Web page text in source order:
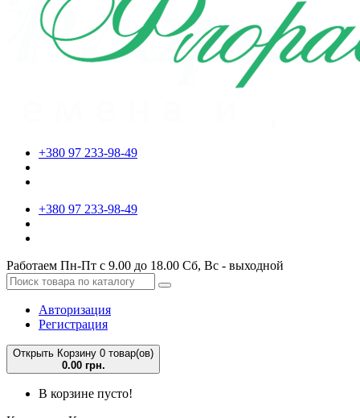
+380 97 233-98-49
+380 97 233-98-49
Работаем Пн-Пт с 9.00 до 18.00 Сб, Вс - выходной
Авторизация
Регистрация
Открыть Корзину 0 товар(ов)
0.00 грн.
В корзине пусто!